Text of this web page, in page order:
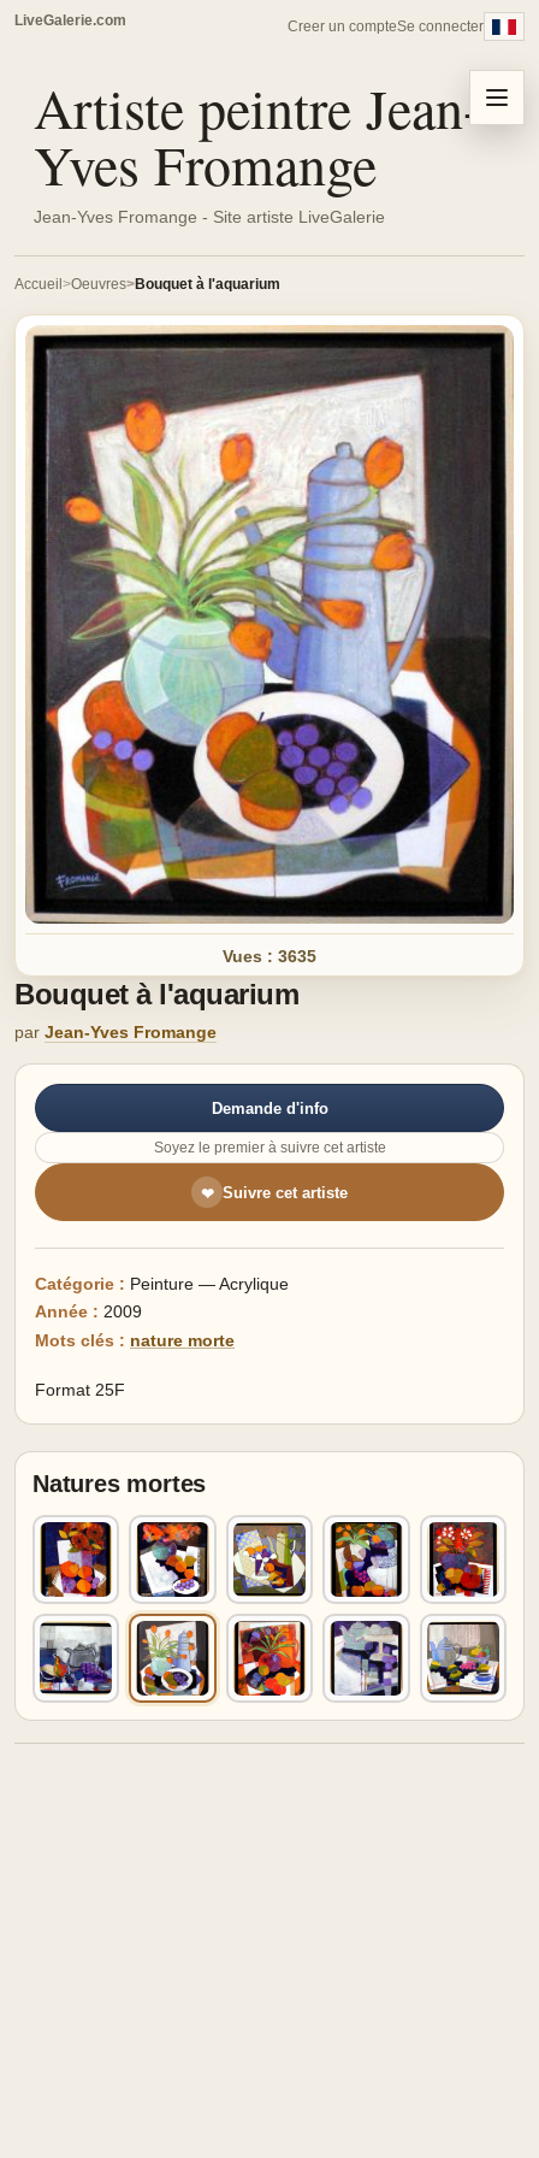
LiveGalerie.com Creer un compteSe connecter
Artiste peintre Jean-
Yves Fromange
Jean-Yves Fromange - Site artiste LiveGalerie
Menu
Accueil Oeuvres Bouquet à l'aquarium
Vues : 3635
Bouquet à l'aquarium
par Jean-Yves Fromange
Demande d'info
Soyez le premier à suivre cet artiste
❤ Suivre cet artiste
Catégorie : Peinture — Acrylique
Année : 2009
Mots clés : nature morte
Format 25F
Natures mortes